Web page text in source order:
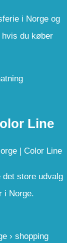
i Norge og
du køber
Line
| Color Line
store udvalg
i Norge.
› shopping